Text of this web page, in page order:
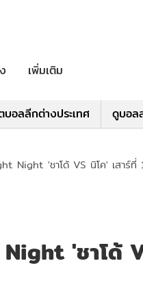
เพิ่มเติม
อลลีกต่างประเทศ ดูบอล
Night 'ชาโด้ VS นิโค' เสาร์
'ชาโด้